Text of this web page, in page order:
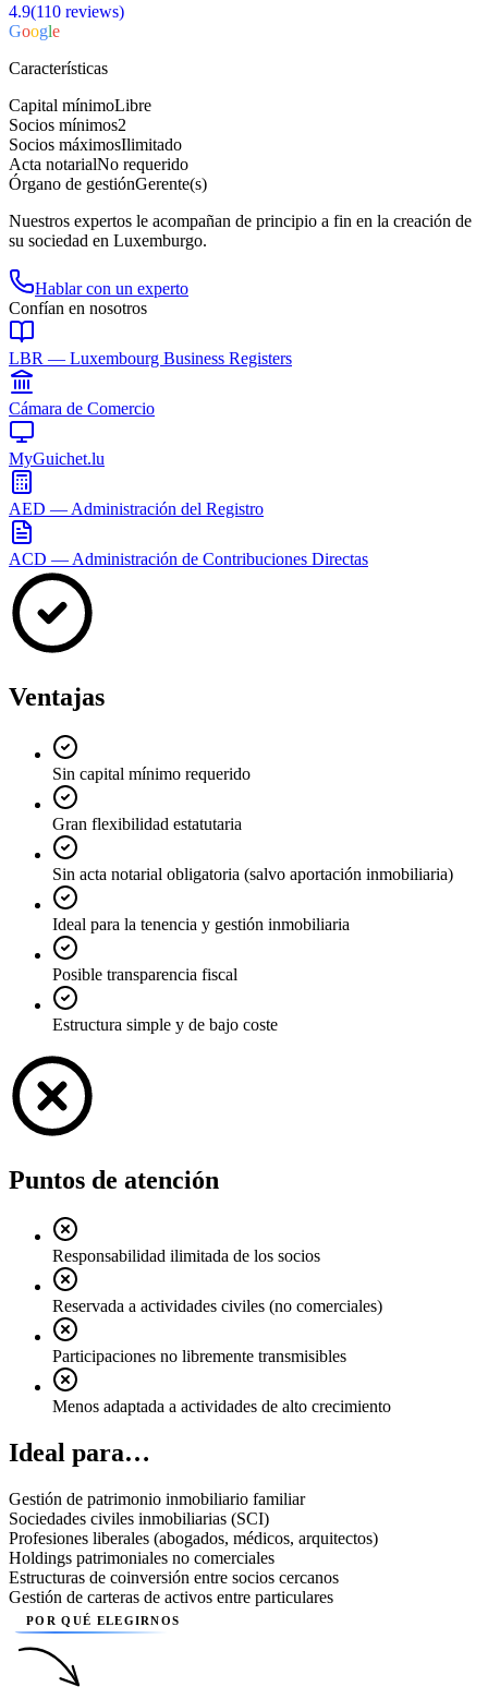
4.9(110 reviews)
Google
Características
Capital mínimoLibre
Socios mínimos2
Socios máximosIlimitado
Acta notarialNo requerido
Órgano de gestiónGerente(s)
Nuestros expertos le acompañan de principio a fin en la creación de
su sociedad en Luxemburgo.
Hablar con un experto
Confían en nosotros
LBR — Luxembourg Business Registers
Cámara de Comercio
MyGuichet.lu
AED — Administración del Registro
ACD — Administración de Contribuciones Directas
Ventajas
Sin capital mínimo requerido
Gran flexibilidad estatutaria
Sin acta notarial obligatoria (salvo aportación inmobiliaria)
Ideal para la tenencia y gestión inmobiliaria
Posible transparencia fiscal
Estructura simple y de bajo coste
Puntos de atención
Responsabilidad ilimitada de los socios
Reservada a actividades civiles (no comerciales)
Participaciones no libremente transmisibles
Menos adaptada a actividades de alto crecimiento
Ideal para…
Gestión de patrimonio inmobiliario familiar
Sociedades civiles inmobiliarias (SCI)
Profesiones liberales (abogados, médicos, arquitectos)
Holdings patrimoniales no comerciales
Estructuras de coinversión entre socios cercanos
Gestión de carteras de activos entre particulares
POR QUÉ ELEGIRNOS